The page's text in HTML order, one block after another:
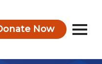
Now